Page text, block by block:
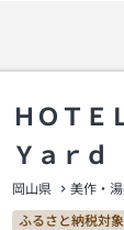
ＨＯＴ
Ｙａｒ
岡山県 美作・
ふるさと納税対